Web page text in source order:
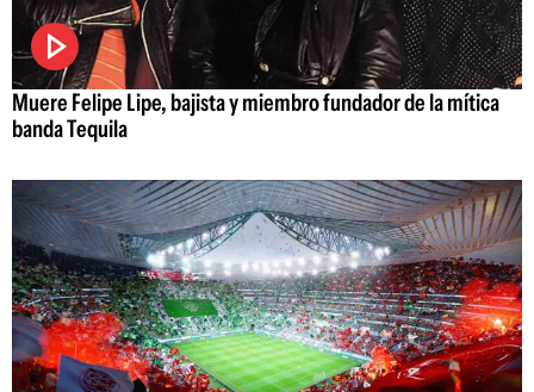
Muere Felipe Lipe, bajista y miembro fundador de la mítica
banda Tequila